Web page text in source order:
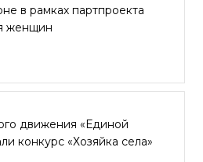
в рамках партпроекта
женщин
движения «Единой
конкурс «Хозяйка села»